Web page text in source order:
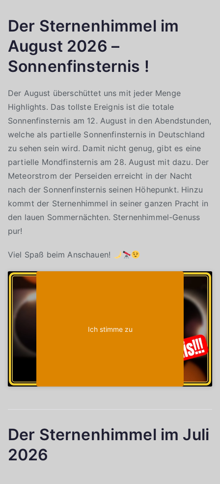
Der Sternenhimmel im
August 2026 –
Sonnenfinsternis !
Der August überschüttet uns mit jeder Menge
Highlights. Das tollste Ereignis ist die totale
Sonnenfinsternis am 12. August in den Abendstunden,
welche als partielle Sonnenfinsternis in Deutschland
zu sehen sein wird. Damit nicht genug, gibt es eine
partielle Mondfinsternis am 28. August mit dazu. Der
Meteorstrom der Perseiden erreicht in der Nacht
nach der Sonnenfinsternis seinen Höhepunkt. Hinzu
kommt der Sternenhimmel in seiner ganzen Pracht in
den lauen Sommernächten. Sternenhimmel-Genuss
pur!
Viel Spaß beim Anschauen!
Ich stimme zu
Der Sternenhimmel im Juli
2026